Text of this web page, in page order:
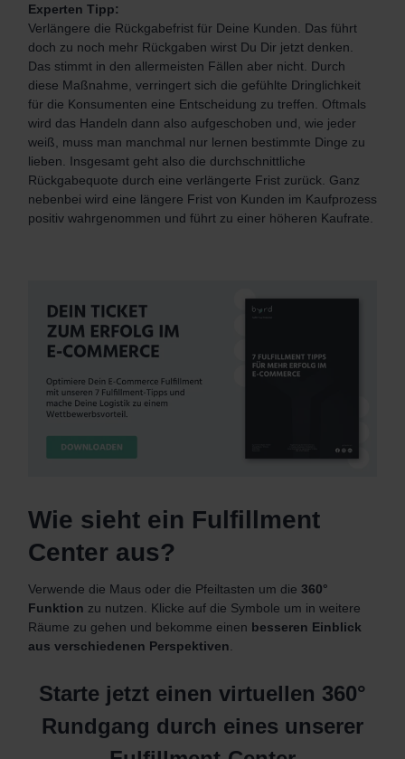
Experten Tipp:
Verlängere die Rückgabefrist für Deine Kunden. Das führt
doch zu noch mehr Rückgaben wirst Du Dir jetzt denken.
Das stimmt in den allermeisten Fällen aber nicht. Durch
diese Maßnahme, verringert sich die gefühlte Dringlichkeit
für die Konsumenten eine Entscheidung zu treffen. Oftmals
wird das Handeln dann also aufgeschoben und, wie jeder
weiß, muss man manchmal nur lernen bestimmte Dinge zu
lieben. Insgesamt geht also die durchschnittliche
Rückgabequote durch eine verlängerte Frist zurück. Ganz
nebenbei wird eine längere Frist von Kunden im Kaufprozess
positiv wahrgenommen und führt zu einer höheren Kaufrate.
Wie sieht ein Fulfillment
Center aus?
Verwende die Maus oder die Pfeiltasten um die 360°
Funktion zu nutzen. Klicke auf die Symbole um in weitere
Räume zu gehen und bekomme einen besseren Einblick
aus verschiedenen Perspektiven
Starte jetzt einen virtuellen 360°
Rundgang durch eines unserer